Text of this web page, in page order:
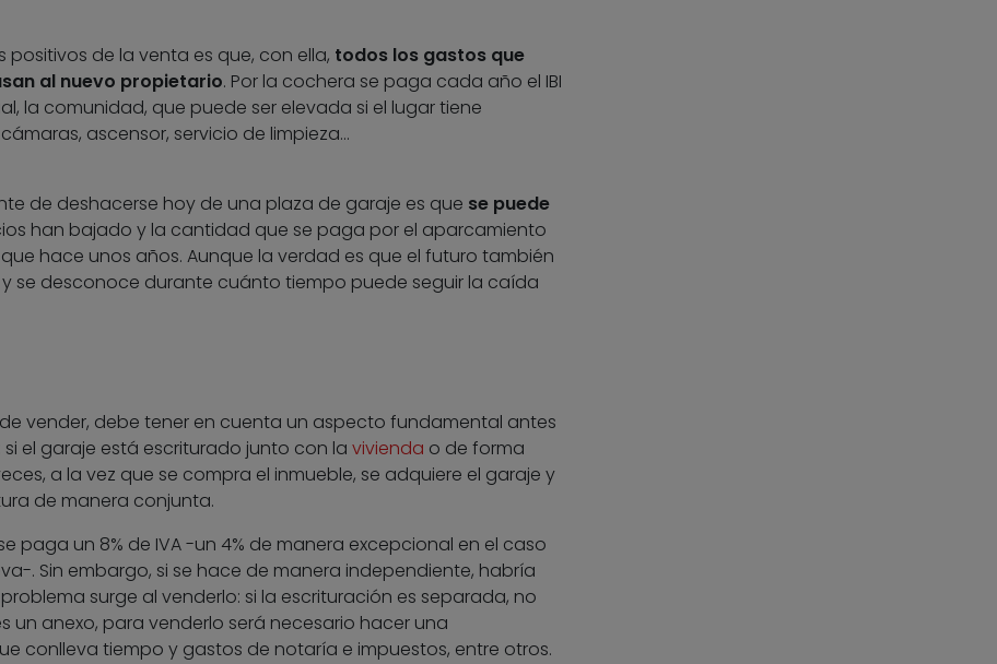
positivos de la venta es que, con ella, todos los gastos que
al nuevo propietario. Por la cochera se paga cada año el IBI
la comunidad, que puede ser elevada si el lugar tiene
ascensor, servicio de limpieza…
de deshacerse hoy de una plaza de garaje es que se puede
han bajado y la cantidad que se paga por el aparcamiento
hace unos años. Aunque la verdad es que el futuro también
se desconoce durante cuánto tiempo puede seguir la caída
vender, debe tener en cuenta un aspecto fundamental antes
si el garaje está escriturado junto con la vivienda o de forma
a la vez que se compra el inmueble, se adquiere el garaje y
de manera conjunta.
paga un 8% de IVA -un 4% de manera excepcional en el caso
. Sin embargo, si se hace de manera independiente, habría
problema surge al venderlo: si la escrituración es separada, no
un anexo, para venderlo será necesario hacer una
conlleva tiempo y gastos de notaría e impuestos, entre otros.